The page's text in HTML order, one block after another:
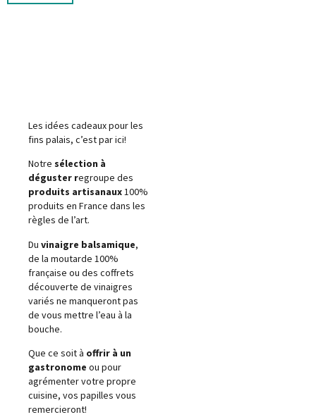
Les idées cadeaux pour les
fins palais, c’est par ici!
Notre sélection à
déguster regroupe des
produits artisanaux100%
produits en France dans les
règles de l’art.
Du vinaigre balsamique,
de la moutarde 100%
française ou des coffrets
découverte de vinaigres
variés ne manqueront pas
de vous mettre l’eau à la
bouche.
Que ce soit à offrir à un
gastronome ou pour
agrémenter votre propre
cuisine, vos papilles vous
remercieront!